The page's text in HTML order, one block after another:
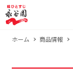
ホーム 商品情報